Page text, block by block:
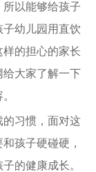
所以能够给孩子
幼儿园用直饮
的担心的家长
大家了解一下
习惯，面对这
孩子硬碰硬，
的健康成长。